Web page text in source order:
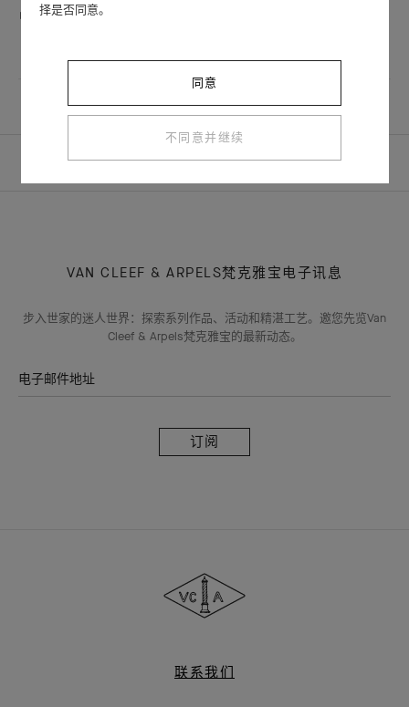
此精品店使用语言：
主页 ALL BOUTIQUES NINGBO - HANKYU
VAN CLEEF & ARPELS梵克雅宝电子讯息
步入世家的迷人世界：探索系列作品、活动和精湛工艺。邀您先览Van
Cleef & Arpels梵克雅宝的最新动态。
电子邮件地址
阅
&
Arpels
梵
雅
宝
联系我们
择是否同意。
同意
不同意并继续